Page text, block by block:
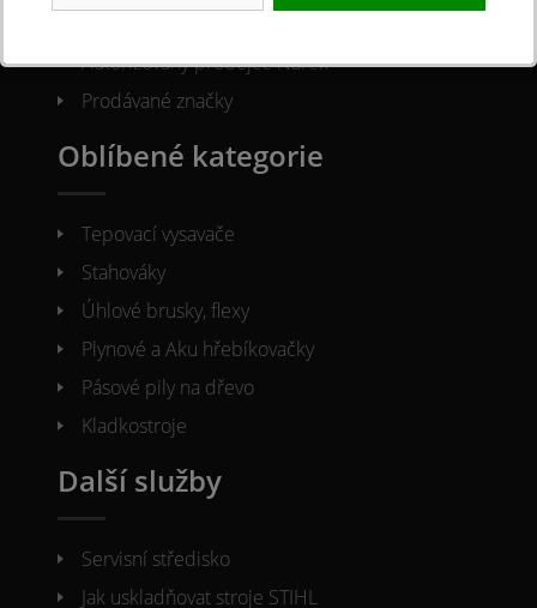
Autorizovaný prodejce Narex
Prodávané značky
Oblíbené kategorie
Tepovací vysavače
Stahováky
Úhlové brusky, flexy
Plynové a Aku hřebíkovačky
Pásové pily na dřevo
Kladkostroje
Další služby
Servisní středisko
Jak uskladňovat stroje STIHL